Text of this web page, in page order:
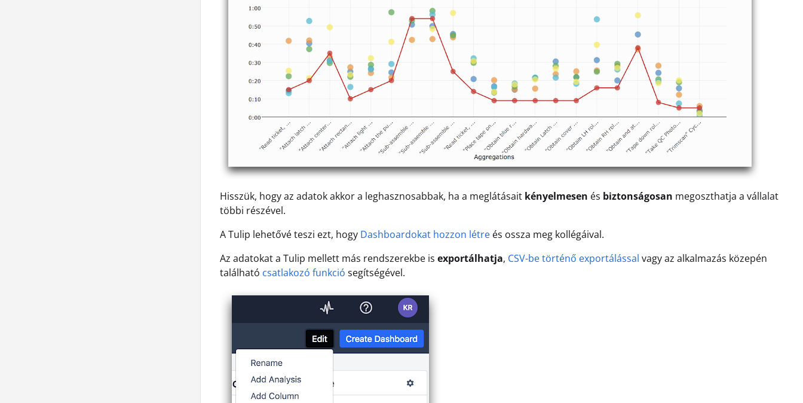
Hisszük, hogy az adatok akkor a leghasznosabbak, ha a meglátásait kényelmesen és biztonságosan megoszthatja a vállalat
többi részével.
A Tulip lehetővé teszi ezt, hogy Dashboardokat hozzon létre és ossza meg kollégáival.
Az adatokat a Tulip mellett más rendszerekbe is exportálhatja, CSV-be történő exportálással vagy az alkalmazás közepén
található csatlakozó funkció segítségével.